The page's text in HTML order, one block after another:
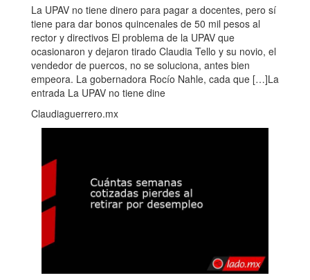
La UPAV no tiene dinero para pagar a docentes, pero sí
tiene para dar bonos quincenales de 50 mil pesos al
rector y directivos El problema de la UPAV que
ocasionaron y dejaron tirado Claudia Tello y su novio, el
vendedor de puercos, no se soluciona, antes bien
empeora. La gobernadora Rocío Nahle, cada que […]La
entrada La UPAV no tiene dine
Claudiaguerrero.mx